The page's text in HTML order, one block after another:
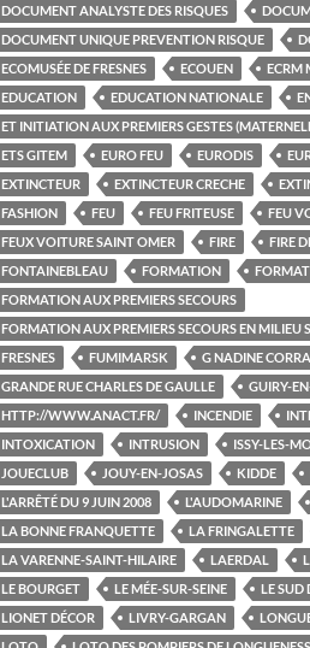
DOCUMENT ANALYSTE DES RISQUES
DOCUMENT UNIQUE PREVENTION RISQUE
ECOMUSÉE DE FRESNES
ECOUEN ECRM
EDUCATION
EDUCATION NATIONALE
ET INITIATION AUX PREMIERS GESTES
ETS GITEM
EURO FEU EURODIS
EXTINCTEUR
EXTINCTEUR CRECHE
FASHION
FEU FEU FRITEUSE
FEU
FEUX VOITURE SAINT OMER
FIRE FIRE
FONTAINEBLEAU
FORMATION
FORMATION AUX PREMIERS SECOURS
FORMATION AUX PREMIERS SECOURS EN MILIEU
FRESNES
FUMIMARSK G NADINE
GRANDE RUE CHARLES DE GAULLE
GUIRY-
HTTP://WWW.ANACT.FR/
INCENDIE
INTOXICATION
INTRUSION ISSY-LES-
JOUECLUB
JOUY-EN-JOSAS KIDDE
L'ARRÊTÉ DU 9 JUIN 2008
L'AUDOMARINE
LA BONNE FRANQUETTE
LA FRINGALETTE
LA VARENNE-SAINT-HILAIRE
LAERDAL
LE BOURGET
LE MÉE-SUR-SEINE LE SUD
LIONET DÉCOR
LIVRY-GARGAN